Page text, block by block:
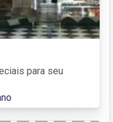
para seu